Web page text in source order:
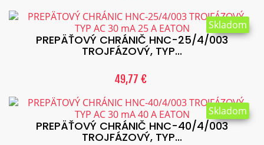
PREPÄŤOVÝ CHRÁNIČ HNC-25/4/003
TROJFÁZOVÝ, TYP...
49,77 €
Skladom
PREPÄŤOVÝ CHRÁNIČ HNC-40/4/003
TROJFÁZOVÝ, TYP...
Skladom